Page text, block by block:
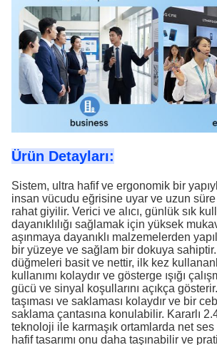
Ürün Detayları:
Sistem, ultra hafif ve ergonomik bir
insan vücudu eğrisine uyar ve uzun süre
rahat giyilir. Verici ve alıcı, günlük sık
dayanıklılığı sağlamak için yüksek
aşınmaya dayanıklı malzemelerden
bir yüzeye ve sağlam bir dokuya sahiptir.
düğmeleri basit ve nettir, ilk kez
kullanımı kolaydır ve gösterge ışığı
gücü ve sinyal koşullarını açıkça
taşıması ve saklaması kolaydır ve bir
saklama çantasına konulabilir. Kararlı
teknoloji ile karmaşık ortamlarda net
hafif tasarımı onu daha taşınabilir ve